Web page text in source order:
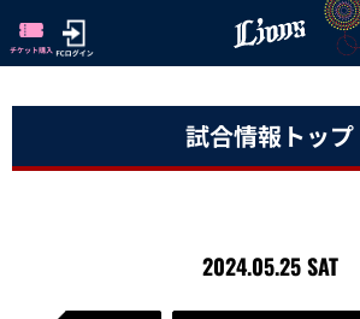
試合情報トップ
2024.05.25 SAT